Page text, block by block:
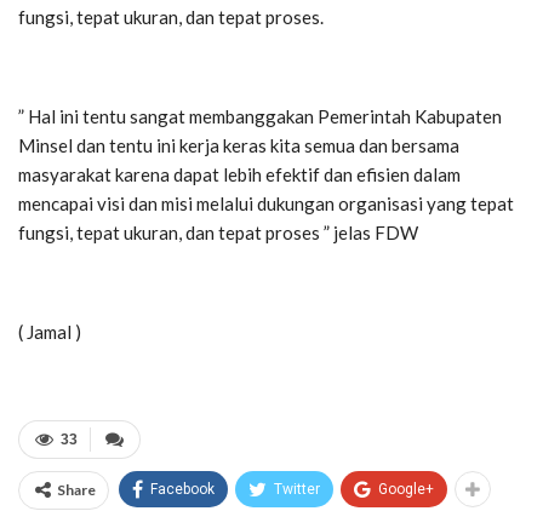
fungsi, tepat ukuran, dan tepat proses.
” Hal ini tentu sangat membanggakan Pemerintah Kabupaten
Minsel dan tentu ini kerja keras kita semua dan bersama
masyarakat karena dapat lebih efektif dan efisien dalam
mencapai visi dan misi melalui dukungan organisasi yang tepat
fungsi, tepat ukuran, dan tepat proses ” jelas FDW
( Jamal )
33
Share Facebook Twitter Google+